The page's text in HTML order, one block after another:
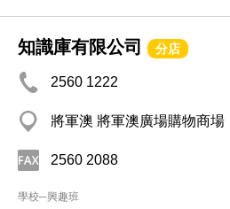
知識庫有限公司 分店
2560 1222
將軍澳 將軍澳廣場購物商場
2560 2088
學校─興趣班